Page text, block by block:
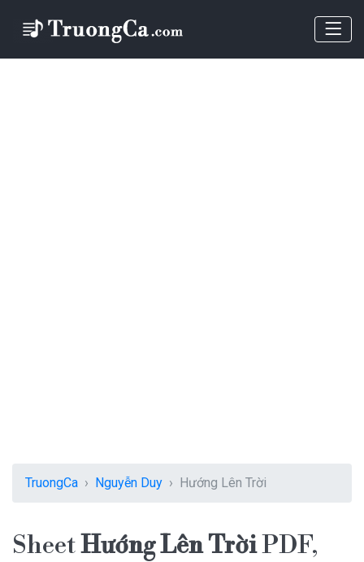
TruongCa Nguyễn Duy Hướng Lên Trời
SheetHướng Lên TrờiPDF,